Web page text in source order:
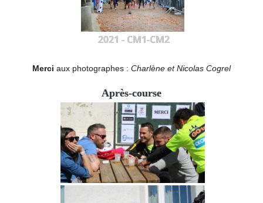
2021 - CM1-CM2
Merci aux photographes : Charlène et Nicolas Cogrel
Après-course